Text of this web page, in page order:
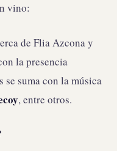
vino:
de Flia Azcona y
la presencia
se suma con la música
, entre otros.